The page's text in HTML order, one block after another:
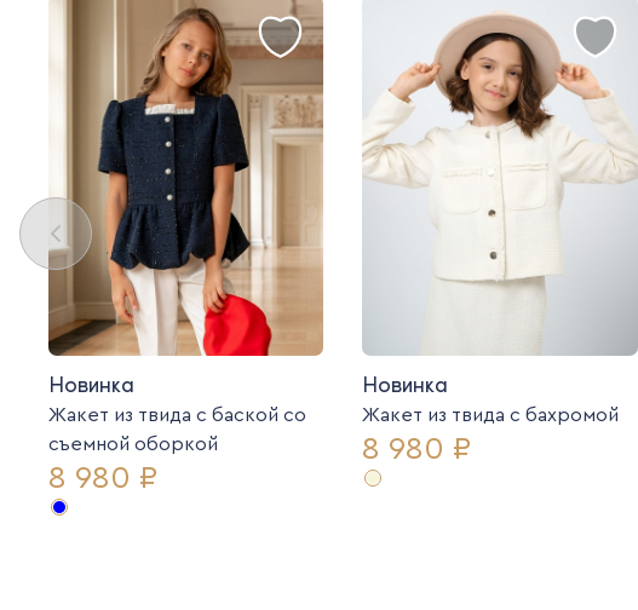
Новинка
Жакет из твида с баской со
съемной оборкой
8 980 ₽
Новинка
Жакет из твида c бахромой
8 980 ₽